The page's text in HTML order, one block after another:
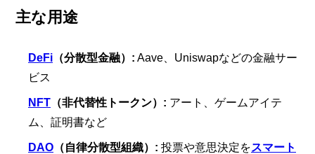
主な用途
DeFi （分散型金融）: Aave、Uniswapなどの金融サー
ビス
NFT （非代替性トークン）: アート、ゲームアイテ
ム、証明書など
DAO （自律分散型組織）: 投票や意思決定をスマート